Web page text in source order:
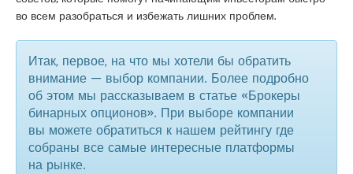
во всем разобраться и избежать лишних проблем.
Итак, первое, на что мы хотели бы обратить
внимание — выбор компании. Более подробно
об этом мы рассказываем в статье «Брокеры
бинарных опционов». При выборе компании
вы можете обратиться к нашем рейтингу где
собраны все самые интересные платформы
на рынке.